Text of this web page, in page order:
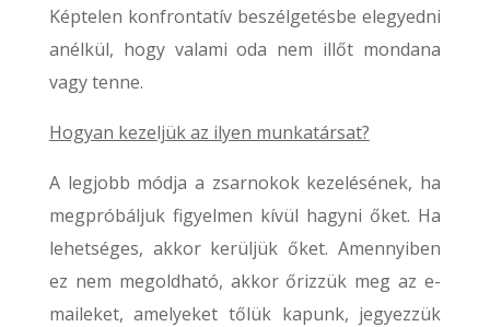
Képtelen konfrontatív beszélgetésbe elegyedni
anélkül, hogy valami oda nem illőt mondana
vagy tenne.
Hogyan kezeljük az ilyen munkatársat?
A legjobb módja a zsarnokok kezelésének, ha
megpróbáljuk figyelmen kívül hagyni őket. Ha
lehetséges, akkor kerüljük őket. Amennyiben
ez nem megoldható, akkor őrizzük meg az e-
maileket, amelyeket tőlük kapunk, jegyezzük